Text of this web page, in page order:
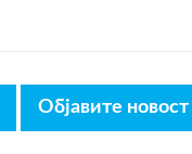
Објавите новост